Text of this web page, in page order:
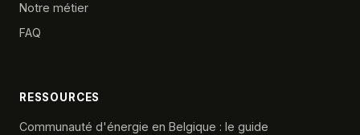
Notre métier
FAQ
RESSOURCES
Communauté d'énergie en Belgique : le guide